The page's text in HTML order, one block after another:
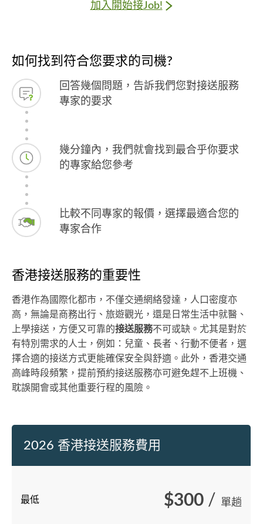
加入開始接Job!
如何找到符合您要求的司機?
回答幾個問題，告訴我們您對接送服務
專家的要求
幾分鐘內，我們就會找到最合乎你要求
的專家給您參考
比較不同專家的報價，選擇最適合您的
專家合作
香港接送服務的重要性
香港作為國際化都市，不僅交通網絡發達，人口密度亦
高，無論是商務出行、旅遊觀光，還是日常生活中就醫、
上學接送，方便又可靠的接送服務不可或缺。尤其是對於
有特別需求的人士，例如：兒童、長者、行動不便者，選
擇合適的接送方式更能確保安全與舒適。此外，香港交通
高峰時段頻繁，提前預約接送服務亦可避免趕不上班機、
耽誤開會或其他重要行程的風險。
2026 香港接送服務費用
最低 $300 / 單趟